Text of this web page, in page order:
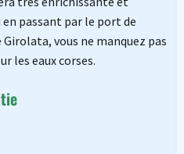
en passant par le port de
vous ne manquez pas
les eaux corses.